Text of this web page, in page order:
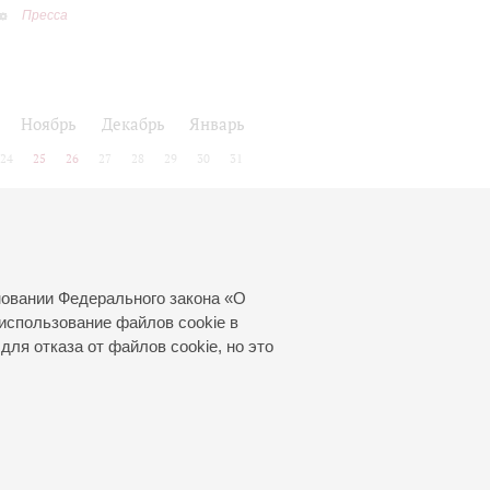
Пресса
Федерального закона «О
файлов cookie в
отказа от файлов cookie, но это
Ноябрь Декабрь Январь
24 25 26 27 28 29 30 31